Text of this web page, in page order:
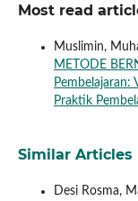
Most read
Muslimin,
METODE
Pembelajaran:
Praktik
Similar Articles
Desi Rosma,